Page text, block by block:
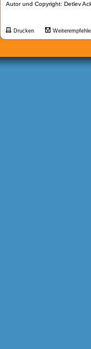
Autor und Copyright: Detlev
Drucken